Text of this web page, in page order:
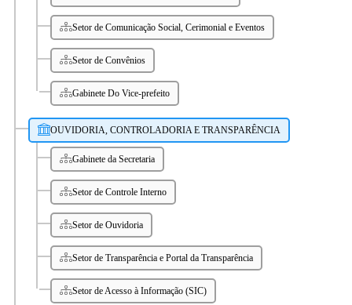
Setor de Comunicação Social, Cerimonial e Eventos
Setor de Convênios
Gabinete Do Vice-prefeito
OUVIDORIA, CONTROLADORIA E TRANSPARÊNCIA
Gabinete da Secretaria
Setor de Controle Interno
Setor de Ouvidoria
Setor de Transparência e Portal da Transparência
Setor de Acesso à Informação (SIC)